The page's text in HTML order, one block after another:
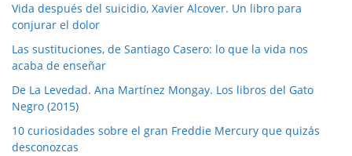
Vida después del suicidio, Xavier Alcover. Un libro para
conjurar el dolor
Las sustituciones, de Santiago Casero: lo que la vida nos
acaba de enseñar
De La Levedad. Ana Martínez Mongay. Los libros del Gato
Negro (2015)
10 curiosidades sobre el gran Freddie Mercury que quizás
desconozcas